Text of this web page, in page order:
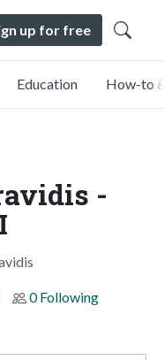
up for free
Education How-to
-
0 Following